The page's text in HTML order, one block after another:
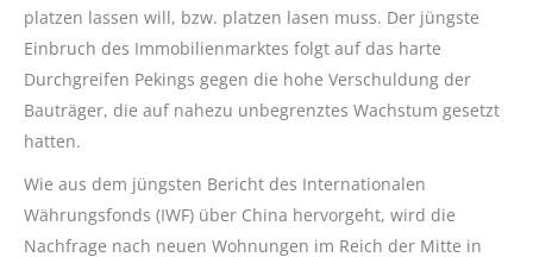
platzen lassen will, bzw. platzen lasen muss. Der jüngste
Einbruch des Immobilienmarktes folgt auf das harte
Durchgreifen Pekings gegen die hohe Verschuldung der
Bauträger, die auf nahezu unbegrenztes Wachstum gesetzt
hatten.
Wie aus dem jüngsten Bericht des Internationalen
Währungsfonds (IWF) über China hervorgeht, wird die
Nachfrage nach neuen Wohnungen im Reich der Mitte in